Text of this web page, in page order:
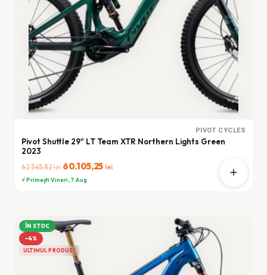
PIVOT CYCLES
Pivot Shuttle 29" LT Team XTR Northern Lights Green
2023
62.545,82lei Prețul
inițial
62.545,82 lei.
60.105,25 leiPrețul
⚡ Primești Vineri, 7 Aug
ÎN STOC
−4%
ULTIMUL PRODUS!